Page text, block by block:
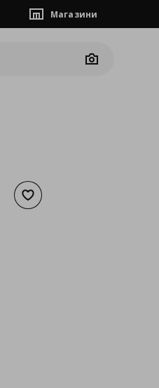
Магазини
Camera
Добави към списъка с